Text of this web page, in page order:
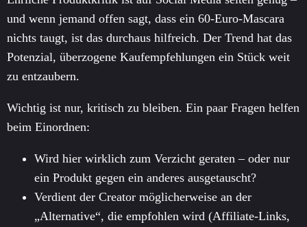
und wenn jemand offen sagt, dass ein 60-Euro-Mascara
nichts taugt, ist das durchaus hilfreich. Der Trend hat das
Potenzial, überzogene Kaufempfehlungen ein Stück weit
zu entzaubern.
Wichtig ist nur, kritisch zu bleiben. Ein paar Fragen helfen
beim Einordnen:
Wird hier wirklich zum Verzicht geraten – oder nur
ein Produkt gegen ein anderes ausgetauscht?
Verdient der Creator möglicherweise an der
„Alternative“, die empfohlen wird (Affiliate-Links,